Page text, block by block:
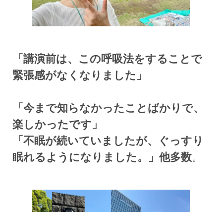
「講演前は、この呼吸法をすることで
緊張感がなくなりました」
「今まで知らなかったことばかりで、
楽しかったです」
「不眠が続いていましたが、ぐっすり
眠れるようになりました。」他多数。